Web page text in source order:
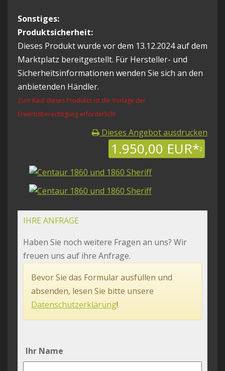
Sonstiges:
Produktsicherheit:
Dieses Produkt wurde vor dem 13.12.2024 auf dem
Marktplatz bereitgestellt. Für Hersteller- und
Sicherheitsinformationen wenden Sie sich an den
anbietenden Händler.
Zum Kauf dieses Produkts ist die Vorlage der
Erwerbsberechtigung erforderlich!
Dieses Angebot ausdrucken
1.950,00 EUR*2
IHRE ANFRAGE
Haben Sie noch weitere Fragen an uns? Wir
freuen uns auf ihre Anfrage.
Bevor Sie das Formular ausfüllen und
absenden, lesen Sie bitte unsere
Datenschutzerklärung!
Ihr Name